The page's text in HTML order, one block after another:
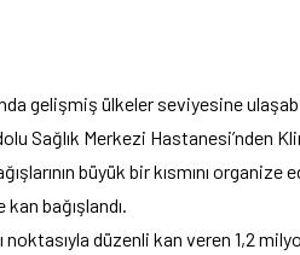
gelişmiş ülkeler seviyesine
Sağlık Merkezi Hastanesi’nden
büyük bir kısmını organize
bağışlandı.
noktasıyla düzenli kan veren 1,2